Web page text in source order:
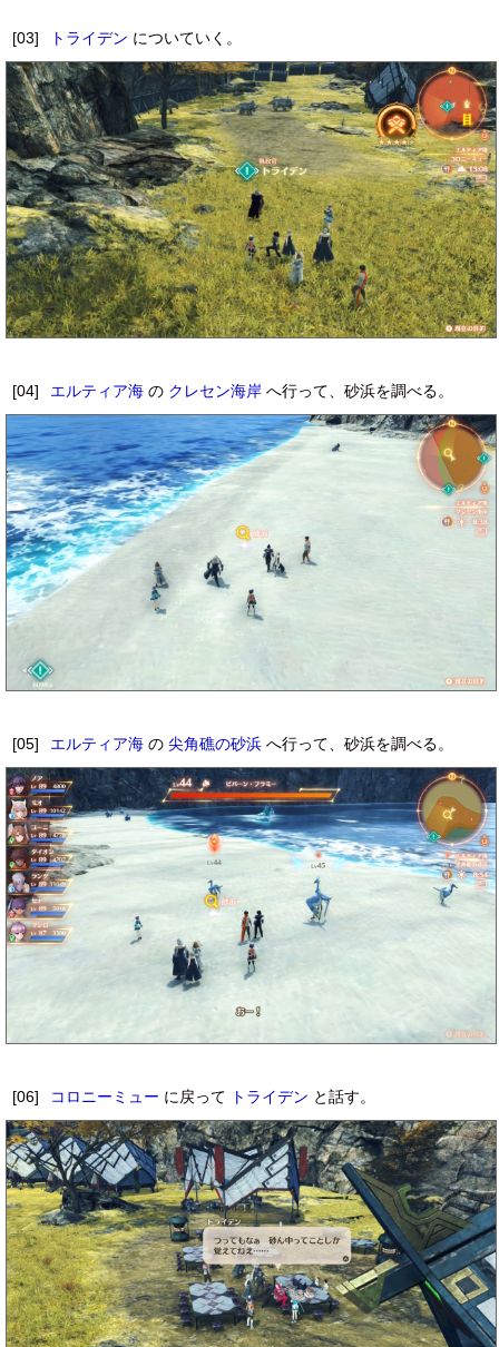
[03] トライデン についていく。
[04] エルティア海の クレセン海岸へ行って、砂浜を調べる。
[05] エルティア海の 尖角礁の砂浜へ行って、砂浜を調べる。
[06] コロニーミュー に戻って トライデン と話す。